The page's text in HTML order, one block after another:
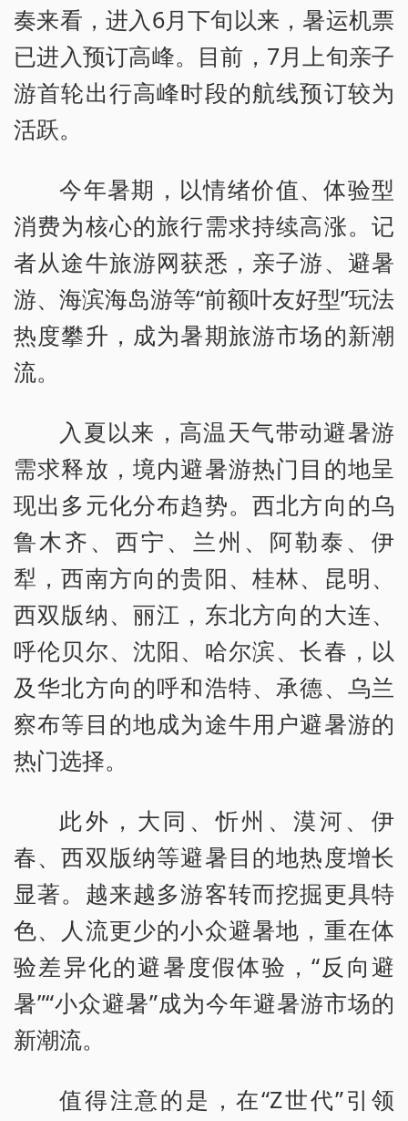
奏来看，进入6月下旬以来，暑运机票
已进入预订高峰。目前，7月上旬亲子
游首轮出行高峰时段的航线预订较为
活跃。
今年暑期，以情绪价值、体验型
消费为核心的旅行需求持续高涨。记
者从途牛旅游网获悉，亲子游、避暑
游、海滨海岛游等“前额叶友好型”玩法
热度攀升，成为暑期旅游市场的新潮
流。
入夏以来，高温天气带动避暑游
需求释放，境内避暑游热门目的地呈
现出多元化分布趋势。西北方向的乌
鲁木齐、西宁、兰州、阿勒泰、伊
犁，西南方向的贵阳、桂林、昆明、
西双版纳、丽江，东北方向的大连、
呼伦贝尔、沈阳、哈尔滨、长春，以
及华北方向的呼和浩特、承德、乌兰
察布等目的地成为途牛用户避暑游的
热门选择。
此外，大同、忻州、漠河、伊
春、西双版纳等避暑目的地热度增长
显著。越来越多游客转而挖掘更具特
色、人流更少的小众避暑地，重在体
验差异化的避暑度假体验，“反向避
暑”“小众避暑”成为今年避暑游市场的
新潮流。
值得注意的是，在“Z世代”引领